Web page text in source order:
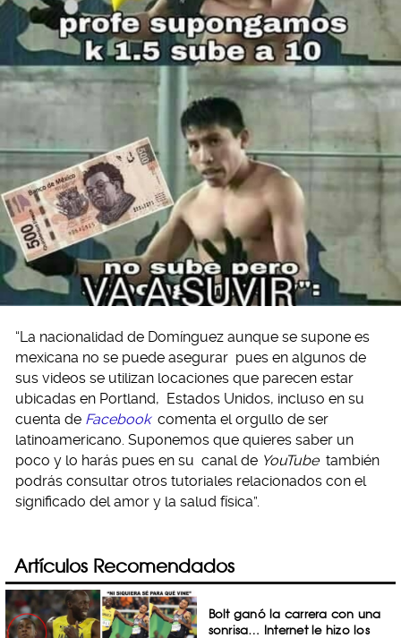
“La nacionalidad de Domínguez aunque se supone es
mexicana no se puede asegurar pues en algunos de
sus videos se utilizan locaciones que parecen estar
ubicadas en Portland, Estados Unidos, incluso en su
cuenta de Facebook comenta el orgullo de ser
latinoamericano. Suponemos que quieres saber un
poco y lo harás pues en su canal de YouTube también
podrás consultar otros tutoriales relacionados con el
significado del amor y la salud física”.
Artículos Recomendados
Bolt ganó la carrera con una
sonrisa… Internet le hizo los